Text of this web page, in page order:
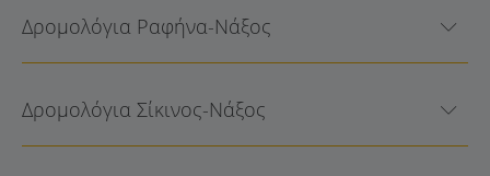
Δρομολόγια Ραφήνα-Νάξος
Δρομολόγια Σίκινος-Νάξος